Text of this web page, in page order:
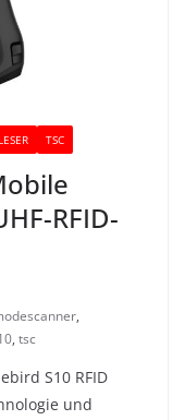
TSC
RFID-
,
, tsc
S10 RFID
und